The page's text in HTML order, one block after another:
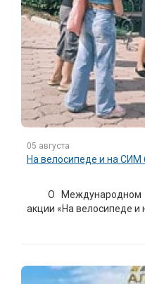
05 августа
На велосипеде и на СИМ
О Международном
акции «На велосипеде и